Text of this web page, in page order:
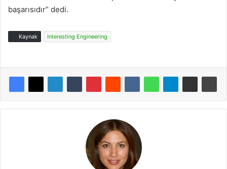
başarısıdır” dedi.
Kaynak Interesting Engineering